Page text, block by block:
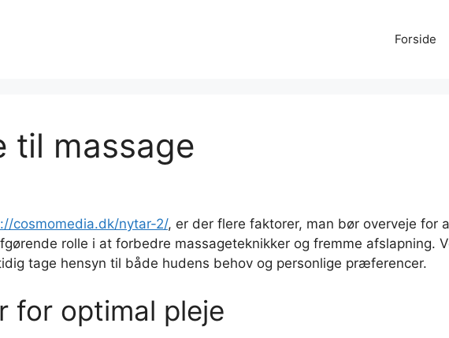
Forside
til massage
cosmomedia.dk/nytar-2/, er der flere faktorer, man bør overveje for
rolle i at forbedre massageteknikker og fremme afslapning.
tage hensyn til både hudens behov og personlige præferencer.
for optimal pleje